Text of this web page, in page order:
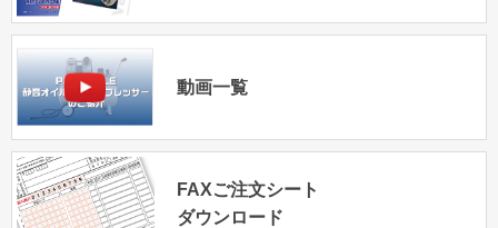
動画一覧
FAXご注文シート
ダウンロード